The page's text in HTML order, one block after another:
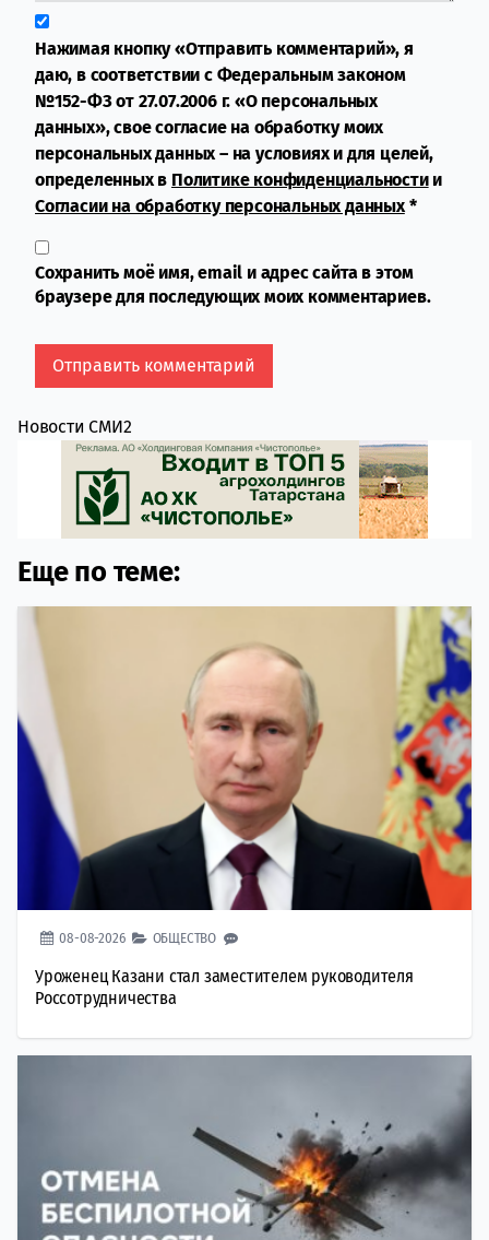
Нажимая кнопку «Отправить комментарий», я
даю, в соответствии с Федеральным законом
№152-ФЗ от 27.07.2006 г. «О персональных
данных», свое согласие на обработку моих
персональных данных – на условиях и для целей,
определенных в Политике конфиденциальностии
Согласии на обработку персональных данных*
Сохранить моё имя, email и адрес сайта в этом
браузере для последующих моих комментариев.
Новости СМИ2
Еще по теме:
08-08-2026 ОБЩЕСТВО
Уроженец Казани стал заместителем руководителя
Россотрудничества